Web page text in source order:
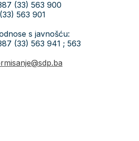
(33) 563 900
563 901
s javnošću:
(33) 563 941 ; 563